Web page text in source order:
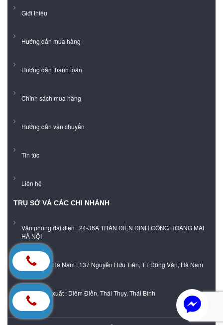
Giới thiệu
Hướng dẫn mua hàng
Hướng dẫn thanh toán
Chính sách mua hàng
Hướng dẫn vận chuyển
Tin tức
Liên hệ
TRỤ SỞ VÀ CÁC CHI NHÁNH
Văn phòng đại diện : 24-36A TRẦN ĐIỀN ĐỊNH CÔNG HOÀNG MAI
HÀ NỘI
Showroom Hà Nam : 137 Nguyễn Hữu Tiến, TT Đồng Văn, Hà Nam
Xưởng sản xuất : Diêm Điền, Thái Thụy, Thái Bình